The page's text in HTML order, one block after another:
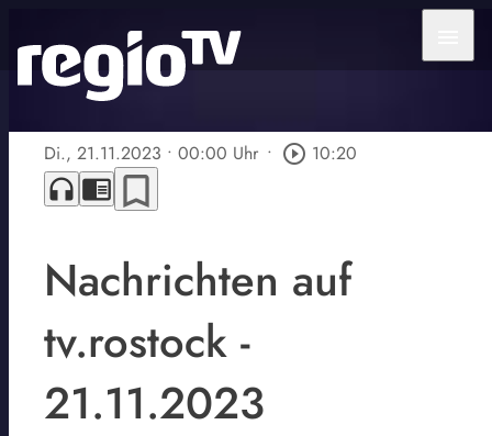
Di., 21.11.2023 • 00:00 Uhr • play_circle_outline 10:20
headphones chrome_reader_mode bookmark_border
Nachrichten auf
tv.rostock -
21.11.2023